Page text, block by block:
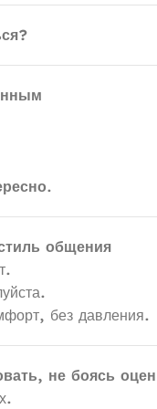
.
общения
без давления.
не боясь